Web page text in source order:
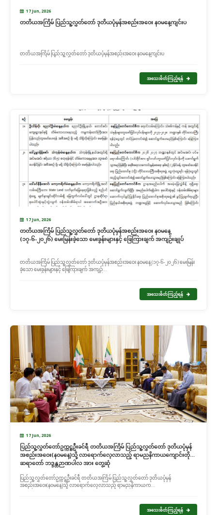
17 Jun, 2026
တတိယအကြိမ် ပြည်သူ့လွှတ်တော် ဒုတိယပုံမှန်အစည်းအဝေး နဝမနေ့ကျင်းပ
တတိယအကြိမ် ပြည်သူ့လွှတ်တော် ဒုတိယပုံမှန်အစည်းအဝေး နဝမနေ့ကျင်းပ
အသေးစိတ်ကြည့်ရန်
17 Jun, 2026
တတိယအကြိမ် ပြည်သူ့လွှတ်တော် ဒုတိယပုံမှန်အစည်းအဝေး နဝမနေ့
(၁၇-၆-၂၀၂၆) မေးမြန်းခဲ့သော မေးခွန်းများနှင့် ဖြေကြားချက် အကျဉ်းချုပ်
တတိယအကြိမ် ပြည်သူ့လွှတ်တော် ဒုတိယပုံမှန်အစည်းအဝေး နဝမနေ့ (၁၇-၆-၂၀၂၆) မေးမြန်း
ခဲ့သော မေးခွန်းများနှင့် ဖြေကြားချက် အကျဉ်...
အသေးစိတ်ကြည့်ရန်
17 Jun, 2026
ပြည်သူ့လွှတ်တော်ဥက္ကဋ္ဌဦးခင်ရီ တတိယအကြိမ် ပြည်သူ့လွှတ်တော် ဒုတိယပုံမှန်
အစည်းအဝေး(နဝမနေ့)သို့ လာရောက်လေ့လာသည့် ရာမညနိကာယကျောင်းတိုက်
ဆရာတော် ဘဒ္ဒန္တဉာဏပါလ အား တွေ့ဆုံ
ပြည်သူ့လွှတ်တော်ဥက္ကဋ္ဌဦးခင်ရီ တတိယအကြိမ် ပြည်သူ့လွှတ်တော် ဒုတိယပုံမှန်
အစည်းအဝေး(နဝမနေ့)သို့ လာရောက်လေ့လာသည့် ရာမညနိကာယက...
အသေးစိတ်ကြည့်ရန်